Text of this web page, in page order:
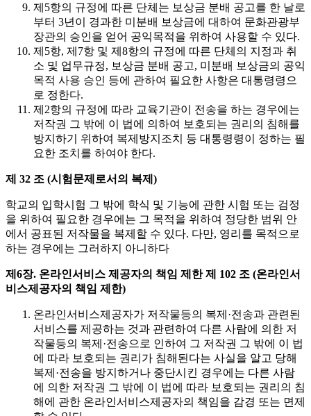
제5항의 규정에 따른 단체는 보상금 분배 공고를 한 날로
부터 3년이 경과한 미분배 보상금에 대하여 문화관광부
장관의 승인을 얻어 공익목적을 위하여 사용할 수 있다.
제5항, 제7항 및 제8항의 규정에 따른 단체의 지정과 취
소 및 업무규정, 보상금 분배 공고, 미분배 보상금의 공익
목적 사용 승인 등에 관하여 필요한 사항은 대통령령으
로 정한다.
제2항의 규정에 따라 교육기관이 전송을 하는 경우에는
저작권 그 밖에 이 법에 의하여 보호되는 권리의 침해를
방지하기 위하여 복제방지조치 등 대통령령이 정하는 필
요한 조치를 하여야 한다.
제 32 조 (시험문제로서의 복제)
학교의 입학시험 그 밖에 학식 및 기능에 관한 시험 또는 검정
을 위하여 필요한 경우에는 그 목적을 위하여 정당한 범위 안
에서 공표된 저작물을 복제할 수 있다. 다만, 영리를 목적으로
하는 경우에는 그러하지 아니하다
제6장. 온라인서비스 제공자의 책임 제한 제 102 조 (온라인서
비스제공자의 책임 제한)
온라인서비스제공자가 저작물등의 복제·전송과 관련된
서비스를 제공하는 것과 관련하여 다른 사람에 의한 저
작물등의 복제·전송으로 인하여 그 저작권 그 밖에 이 법
에 따라 보호되는 권리가 침해된다는 사실을 알고 당해
복제·전송을 방지하거나 중단시킨 경우에는 다른 사람
에 의한 저작권 그 밖에 이 법에 따라 보호되는 권리의 침
해에 관한 온라인서비스제공자의 책임을 감경 또는 면제